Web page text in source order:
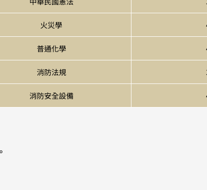
火災學
普通化學
消防法規
消防安全設備